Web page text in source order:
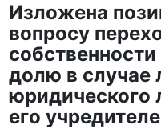
Изложена
вопросу
долю в случае
юридического
его